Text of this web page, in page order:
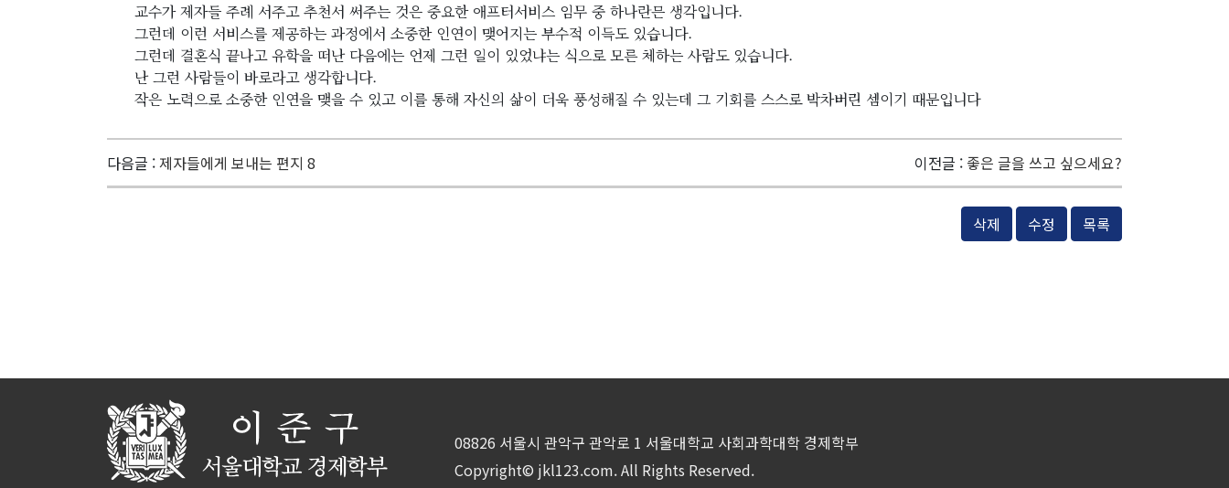
교수가 제자들 주례 서주고 추천서 써주는 것은 중요한 애프터서비스 임무 중 하나란믄 생각입니다.
그런데 이런 서비스를 제공하는 과정에서 소중한 인연이 맺어지는 부수적 이득도 있습니다.
그런데 결혼식 끝나고 유학을 떠난 다음에는 언제 그런 일이 있었냐는 식으로 모른 체하는 사람도 있습니다.
난 그런 사람들이 바로라고 생각합니다.
작은 노력으로 소중한 인연을 맺을 수 있고 이를 통해 자신의 삶이 더욱 풍성해질 수 있는데 그 기회를 스스로 박차버린 셈이기 때문입니다
다음글 :제자들에게 보내는 편지 8 이전글 : 좋은 글을 쓰고 싶으세요?
삭제 수정 목록
08826 서울시 관악구 관악로 1 서울대학교 사회과학대학 경제학부
Copyright© jkl123.com. All Rights Reserved.